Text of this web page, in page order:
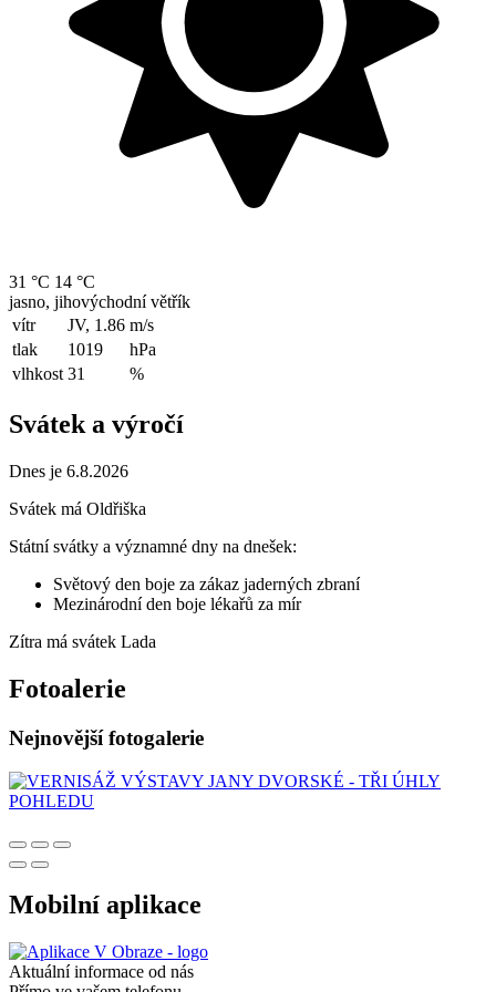
31 °C 14 °C
jasno, jihovýchodní větřík
vítr
JV, 1.86 m/s
tlak
1019
hPa
vlhkost 31 %
Svátek a výročí
Dnes je 6.8.2026
Svátek má Oldřiška
Státní svátky a významné dny na dnešek:
Světový den boje za zákaz jaderných zbraní
Mezinárodní den boje lékařů za mír
Zítra má svátek Lada
Fotoalerie
Nejnovější fotogalerie
Mobilní aplikace
Aktuální informace od nás